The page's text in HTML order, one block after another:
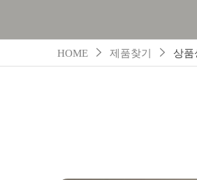
HOME 제품찾기 상품